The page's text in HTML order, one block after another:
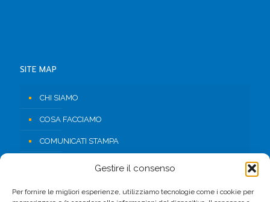
Gestire il consenso
Per fornire le migliori esperienze, utilizziamo tecnologie come i cookie per
SITE MAP
CHI SIAMO
COSA FACCIAMO
COMUNICATI STAMPA